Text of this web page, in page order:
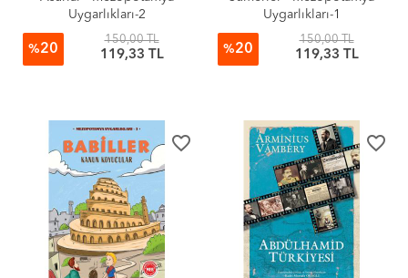
Uygarlıkları-2
%20
150,00 TL
119,33 TL
Uygarlıkları-1
%20
150,00 TL
119,33 TL
favorite_border favorite_border